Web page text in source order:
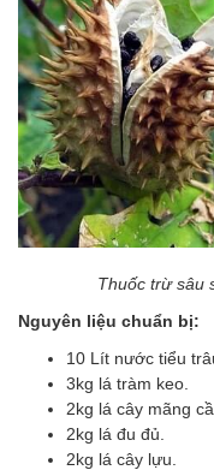
Thuốc trừ sâu
Nguyên liệu chuẩn bị:
10 Lít nước tiểu
3kg lá tràm keo.
2kg lá cây mãng
2kg lá đu đủ.
2kg lá cây lựu.